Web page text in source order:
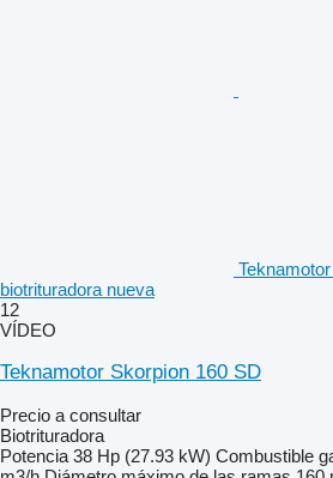
biotrituradora nueva
12
VÍDEO
Teknamotor Skorpion 160 SD
Precio a consultar
Biotrituradora
Potencia 38 Hp (27.93 kW) Combustible